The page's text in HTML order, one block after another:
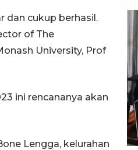
dan cukup berhasil.
of The
University, Prof
ini rencananya akan
Lengga, kelurahan